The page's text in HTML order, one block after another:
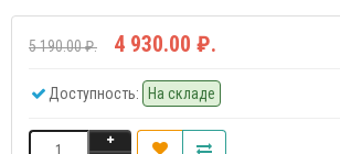
5 190.00 ₽. 4 930.00 ₽.
Доступность: На складе